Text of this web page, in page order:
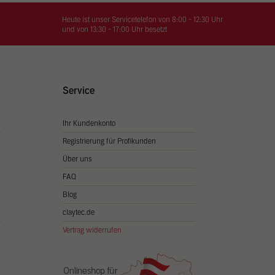
Heute ist unser Servicetelefon von 8:00 - 12:30 Uhr
und von 13:30 - 17:00 Uhr besetzt
Service
Ihr Kundenkonto
Registrierung für Profikunden
Über uns
FAQ
Blog
claytec.de
Vertrag widerrufen
Sie